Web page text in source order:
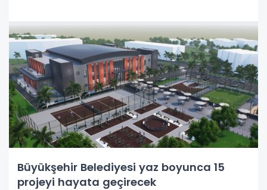
Büyükşehir Belediyesi yaz boyunca 15
projeyi hayata geçirecek